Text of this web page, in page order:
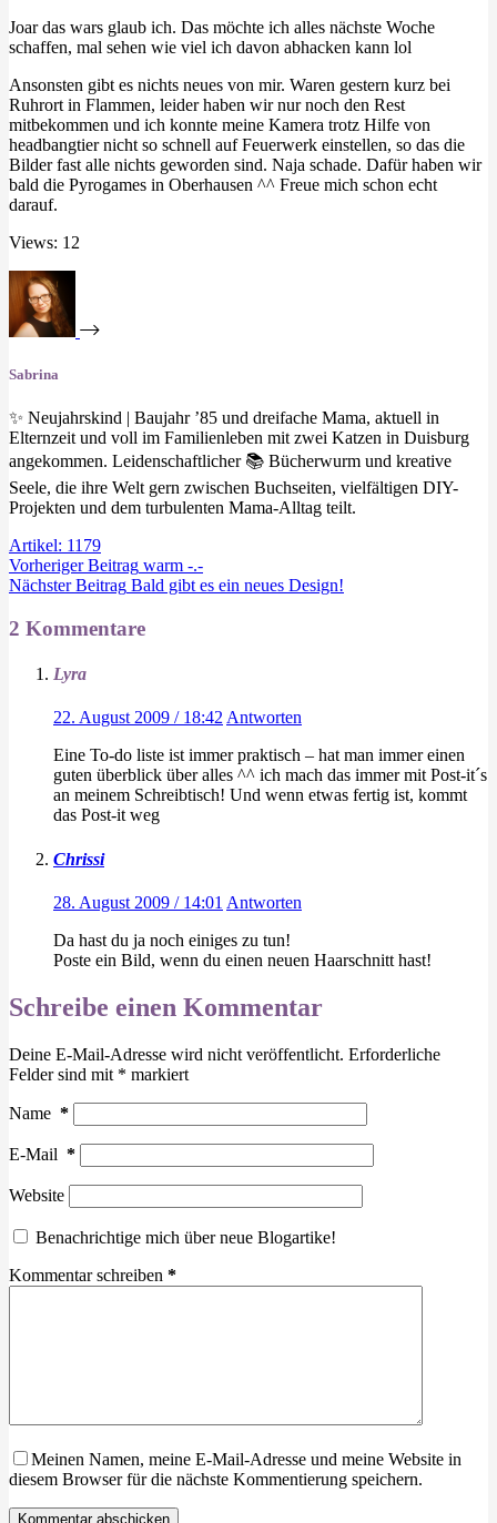
Joar das wars glaub ich. Das möchte ich alles nächste Woche
schaffen, mal sehen wie viel ich davon abhacken kann lol
Ansonsten gibt es nichts neues von mir. Waren gestern kurz bei
Ruhrort in Flammen, leider haben wir nur noch den Rest
mitbekommen und ich konnte meine Kamera trotz Hilfe von
headbangtier nicht so schnell auf Feuerwerk einstellen, so das die
Bilder fast alle nichts geworden sind. Naja schade. Dafür haben wir
bald die Pyrogames in Oberhausen ^^ Freue mich schon echt
darauf.
Views: 12
Sabrina
✨ Neujahrskind | Baujahr ’85 und dreifache Mama, aktuell in
Elternzeit und voll im Familienleben mit zwei Katzen in Duisburg
angekommen. Leidenschaftlicher 📚 Bücherwurm und kreative
Seele, die ihre Welt gern zwischen Buchseiten, vielfältigen DIY-
Projekten und dem turbulenten Mama-Alltag teilt.
Artikel: 1179
VorherigerBeitrag warm -.-
NächsterBeitrag Bald gibt es ein neues Design!
2 Kommentare
Lyra
22. August 2009 / 18:42Antworten
Eine To-do liste ist immer praktisch – hat man immer einen
guten überblick über alles ^^ ich mach das immer mit Post-it´s
an meinem Schreibtisch! Und wenn etwas fertig ist, kommt
das Post-it weg
Chrissi
28. August 2009 / 14:01 Antworten
Da hast du ja noch einiges zu tun!
Poste ein Bild, wenn du einen neuen Haarschnitt hast!
Schreibe einen Kommentar
Deine E-Mail-Adresse wird nicht veröffentlicht. Erforderliche
Felder sind mit * markiert
Name *
E-Mail *
Website
Benachrichtige mich über neue Blogartike!
Kommentar schreiben *
Meinen Namen, meine E-Mail-Adresse und meine Website in
diesem Browser für die nächste Kommentierung speichern.
Kommentar abschicken